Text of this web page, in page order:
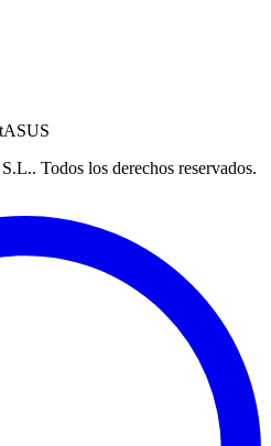
ASUS
. Todos los derechos reservados.